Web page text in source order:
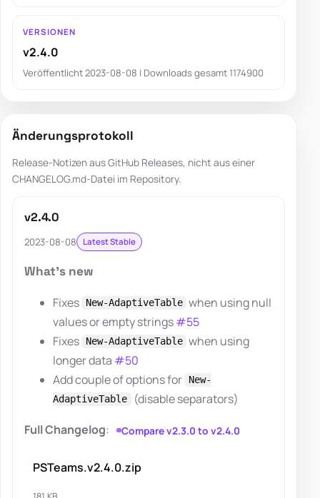
VERSIONEN
v2.4.0
Veröffentlicht 2023-08-08 | Downloads gesamt 1174900
Änderungsprotokoll
Release-Notizen aus GitHub Releases, nicht aus einer
CHANGELOG.md-Datei im Repository.
v2.4.0
2023-08-08 Latest Stable
What's new
Fixes
New-AdaptiveTable when using null
values or empty strings#55
Fixes
New-AdaptiveTable when using
longer data #50
Add couple of options for
New-
AdaptiveTable
(disable separators)
Full Changelog: Compare v2.3.0 to v2.4.0
PSTeams.v2.4.0.zip